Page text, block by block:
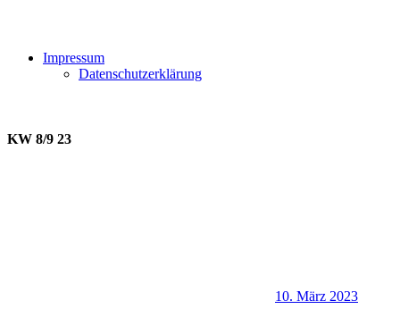
Impressum
Datenschutzerklärung
KW 8/9 23
10. März 2023